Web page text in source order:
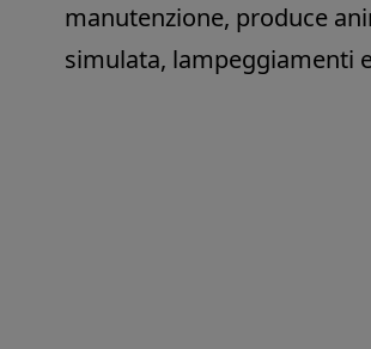
manutenzione, produce
simulata, lampeggiamenti